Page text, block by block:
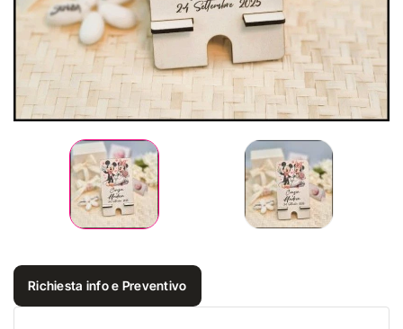
Richiesta info e Preventivo